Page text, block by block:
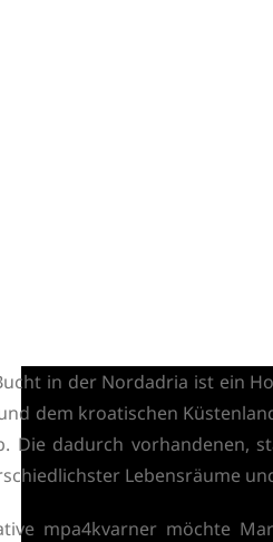
in der Nordadria ist ein
dem kroatischen
Die dadurch vorhandenen,
Lebensräume
mpa4kvarner möchte